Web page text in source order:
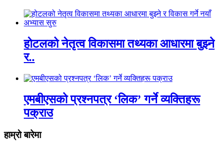
होटलको नेतृत्व विकासमा तथ्यका आधारमा बुझ्ने
र..
एमबीएसको प्रश्नपत्र ‘लिक’ गर्ने व्यक्तिहरू
पक्राउ
हाम्रो बारेमा